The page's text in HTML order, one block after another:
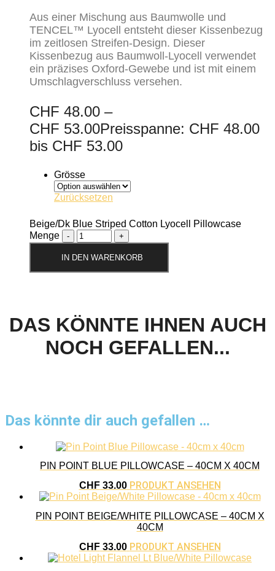
Aus einer Mischung aus Baumwolle und
TENCEL™ Lyocell entsteht dieser Kissenbezug
im zeitlosen Streifen-Design. Dieser
Kissenbezug aus Baumwoll-Lyocell verwendet
ein präzises Oxford-Gewebe und ist mit einem
Umschlagverschluss versehen.
CHF 48.00 –
CHF 53.00Preisspanne: CHF 48.00
bis CHF 53.00
Grösse
Zurücksetzen
Beige/Dk Blue Striped Cotton Lyocell Pillowcase
Menge
IN DEN WARENKORB
DAS KÖNNTE IHNEN AUCH
NOCH GEFALLEN...
Das könnte dir auch gefallen …
PIN POINT BLUE PILLOWCASE – 40CM X 40CM
CHF33.00 PRODUKT ANSEHEN
PIN POINT BEIGE/WHITE PILLOWCASE – 40CM X
40CM
CHF33.00 PRODUKT ANSEHEN